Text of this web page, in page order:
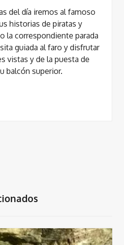
del día iremos al famoso
historias de piratas y
la correspondiente parada
guiada al faro y disfrutar
vistas y de la puesta de
balcón superior.